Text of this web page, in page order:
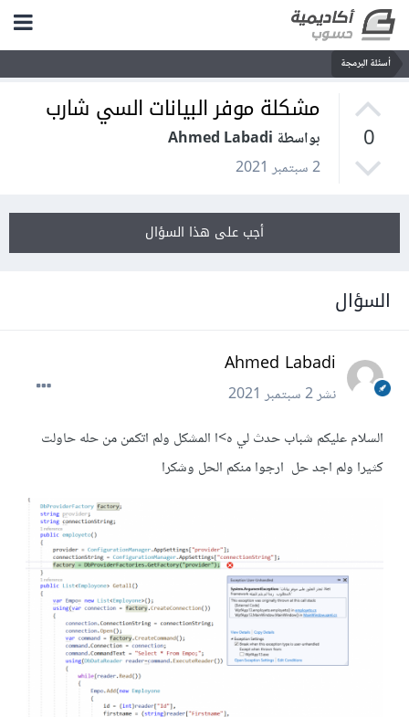
أسئلة البرمجة
0
مشكلة موفر البيانات السي شارب
بواسطة Ahmed Labadi
2 سبتمبر 2021
أجب على هذا السؤال
السؤال
Ahmed Labadi
نشر2 سبتمبر 2021
السلام عليكم شباب حدث لي ه>ا المشكل ولم اتكمن من حله حاولت
كثيرا ولم اجد حل ارجوا منكم الحل وشكرا